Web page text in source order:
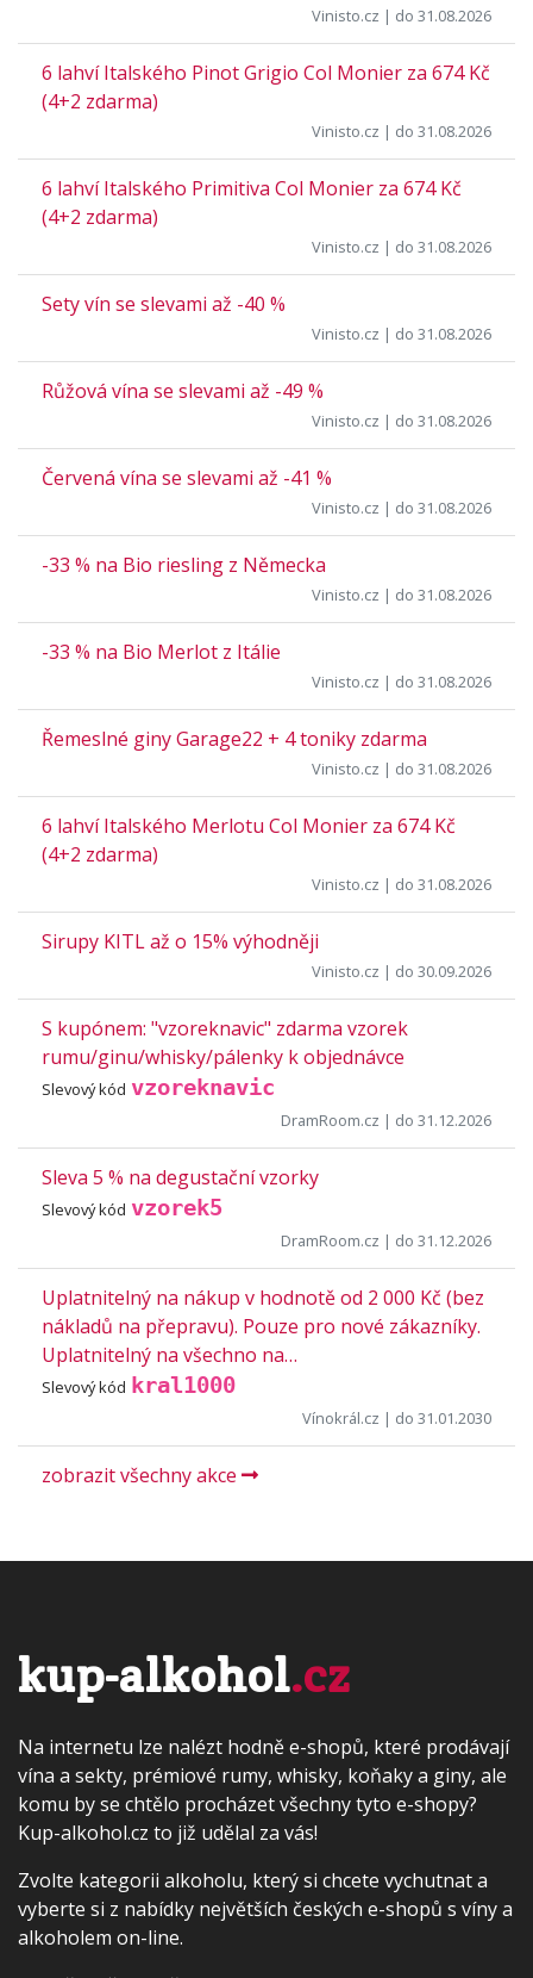
Vinisto.cz | do 31.08.2026
6 lahví Italského Pinot Grigio Col Monier za 674 Kč
(4+2 zdarma)
Vinisto.cz | do 31.08.2026
6 lahví Italského Primitiva Col Monier za 674 Kč
(4+2 zdarma)
Vinisto.cz | do 31.08.2026
Sety vín se slevami až -40 %
Vinisto.cz | do 31.08.2026
Růžová vína se slevami až -49 %
Vinisto.cz | do 31.08.2026
Červená vína se slevami až -41 %
Vinisto.cz | do 31.08.2026
-33 % na Bio riesling z Německa
Vinisto.cz | do 31.08.2026
-33 % na Bio Merlot z Itálie
Vinisto.cz | do 31.08.2026
Řemeslné giny Garage22 + 4 toniky zdarma
Vinisto.cz | do 31.08.2026
6 lahví Italského Merlotu Col Monier za 674 Kč
(4+2 zdarma)
Vinisto.cz | do 31.08.2026
Sirupy KITL až o 15% výhodněji
Vinisto.cz | do 30.09.2026
S kupónem: "vzoreknavic" zdarma vzorek
rumu/ginu/whisky/pálenky k objednávce
Slevový kód vzoreknavic
DramRoom.cz | do 31.12.2026
Sleva 5 % na degustační vzorky
Slevový kód vzorek5
DramRoom.cz | do 31.12.2026
Uplatnitelný na nákup v hodnotě od 2 000 Kč (bez
nákladů na přepravu). Pouze pro nové zákazníky.
Uplatnitelný na všechno na…
Slevový kód kral1000
Vínokrál.cz | do 31.01.2030
zobrazit všechny akce
kup-alkohol.cz
Na internetu lze nalézt hodně e-shopů, které prodávají
vína a sekty, prémiové rumy, whisky, koňaky a giny, ale
komu by se chtělo procházet všechny tyto e-shopy?
Kup-alkohol.cz to již udělal za vás!
Zvolte kategorii alkoholu, který si chcete vychutnat a
vyberte si z nabídky největších českých e-shopů s víny a
alkoholem on-line.